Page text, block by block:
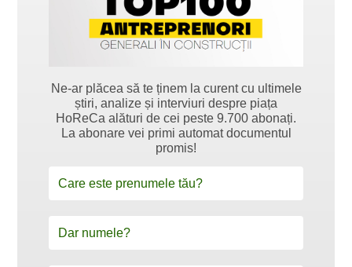
Ne-ar plăcea să te ținem la curent cu ultimele
știri, analize și interviuri despre piața
HoReCa alături de cei peste 9.700 abonați.
La abonare vei primi automat documentul
promis!